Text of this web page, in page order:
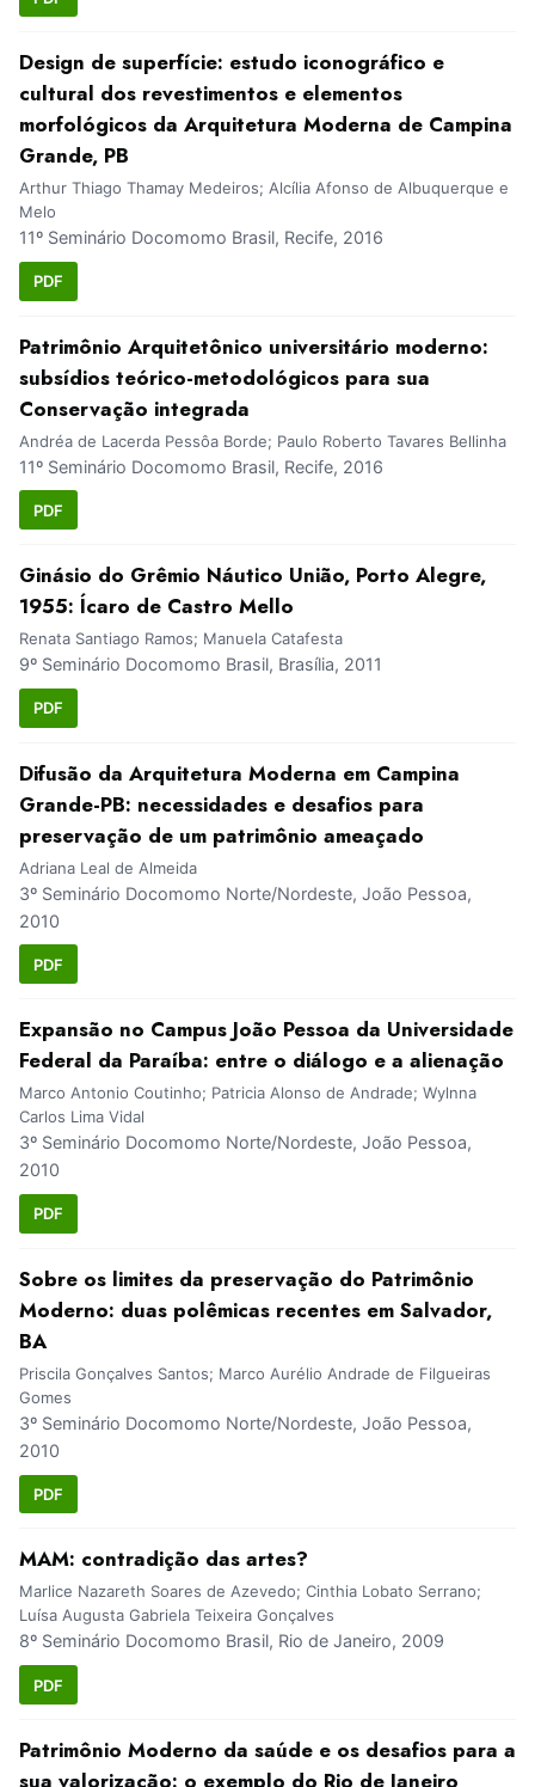
Design de superfície: estudo iconográfico e
cultural dos revestimentos e elementos
morfológicos da Arquitetura Moderna de Campina
Grande, PB
Arthur Thiago Thamay Medeiros; Alcília Afonso de Albuquerque e
Melo
11º Seminário Docomomo Brasil, Recife, 2016
PDF
Patrimônio Arquitetônico universitário moderno:
subsídios teórico-metodológicos para sua
Conservação integrada
Andréa de Lacerda Pessôa Borde; Paulo Roberto Tavares Bellinha
11º Seminário Docomomo Brasil, Recife, 2016
PDF
Ginásio do Grêmio Náutico União, Porto Alegre,
1955: Ícaro de Castro Mello
Renata Santiago Ramos; Manuela Catafesta
9º Seminário Docomomo Brasil, Brasília, 2011
PDF
Difusão da Arquitetura Moderna em Campina
Grande-PB: necessidades e desafios para
preservação de um patrimônio ameaçado
Adriana Leal de Almeida
3º Seminário Docomomo Norte/Nordeste, João Pessoa,
2010
PDF
Expansão no Campus João Pessoa da Universidade
Federal da Paraíba: entre o diálogo e a alienação
Marco Antonio Coutinho; Patricia Alonso de Andrade; Wylnna
Carlos Lima Vidal
3º Seminário Docomomo Norte/Nordeste, João Pessoa,
2010
PDF
Sobre os limites da preservação do Patrimônio
Moderno: duas polêmicas recentes em Salvador,
BA
Priscila Gonçalves Santos; Marco Aurélio Andrade de Filgueiras
Gomes
3º Seminário Docomomo Norte/Nordeste, João Pessoa,
2010
PDF
MAM: contradição das artes?
Marlice Nazareth Soares de Azevedo; Cinthia Lobato Serrano;
Luísa Augusta Gabriela Teixeira Gonçalves
8º Seminário Docomomo Brasil, Rio de Janeiro, 2009
PDF
Patrimônio Moderno da saúde e os desafios para a
sua valorização: o exemplo do Rio de Janeiro